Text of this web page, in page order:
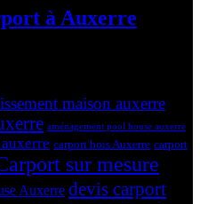
à Auxerre
maison auxerre
aménagement pool house auxerre
carport bois Auxerre carport
sur mesure
Auxerre devis carport